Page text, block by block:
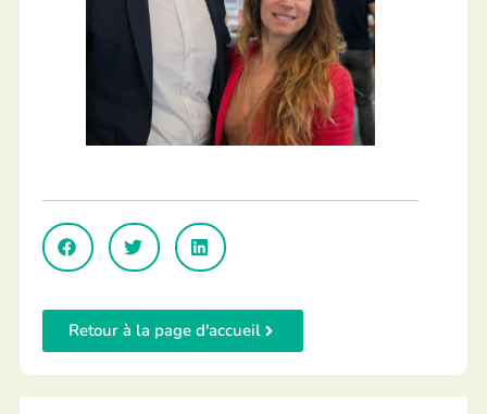
Retour à la page d'accueil